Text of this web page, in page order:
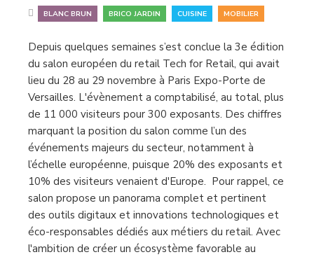
BLANC BRUN BRICO JARDIN CUISINE MOBILIER
Depuis quelques semaines s’est conclue la 3e édition
du salon européen du retail Tech for Retail, qui avait
lieu du 28 au 29 novembre à Paris Expo-Porte de
Versailles. L'évènement a comptabilisé, au total, plus
de 11 000 visiteurs pour 300 exposants. Des chiffres
marquant la position du salon comme l’un des
événements majeurs du secteur, notamment à
l’échelle européenne, puisque 20% des exposants et
10% des visiteurs venaient d'Europe. Pour rappel, ce
salon propose un panorama complet et pertinent
des outils digitaux et innovations technologiques et
éco-responsables dédiés aux métiers du retail. Avec
l'ambition de créer un écosystème favorable au